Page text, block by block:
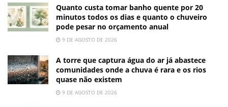
Quanto custa tomar banho quente por 20
minutos todos os dias e quanto o chuveiro
pode pesar no orçamento anual
9 DE AGOSTO DE 2026
A torre que captura água do ar já abastece
comunidades onde a chuva é rara e os rios
quase não existem
9 DE AGOSTO DE 2026